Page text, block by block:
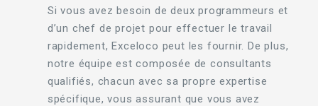
Si vous avez besoin de deux programmeurs et
d’un chef de projet pour effectuer le travail
rapidement, Exceloco peut les fournir. De plus,
notre équipe est composée de consultants
qualifiés, chacun avec sa propre expertise
spécifique, vous assurant que vous avez